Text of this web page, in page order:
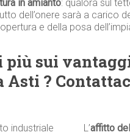
in amianto: qualora sul
dell’onere sarà a carico
e della posa
più sui
?
L’affitto